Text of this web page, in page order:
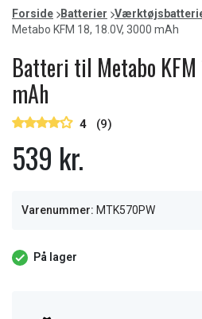
0
of
1
Forside Batterier
Metabo KFM 18, 18.0V, 3000 mAh
Batteri til Metabo
mAh
4 (9)
539 kr.
Varenummer: MTK570PW
På lager